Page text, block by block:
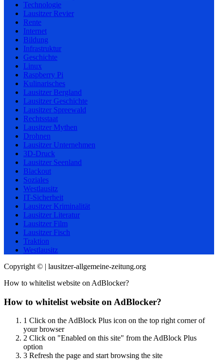
Technologie
Lausitzer Revier
Rente
Internet
Bildung
Infrastruktur
Geschichte
Linux
Raspberry Pi
Kulinarisches
Lausitzer Bergland
Lausitzer Geschichte
Lausitzer Spreewald
Rechtsstaat
Lausitzer Mythen
Drohnen
Lausitzer Unternehmen
3D-Druck
Lausitzer Seenland
Blackout
Soziales
Westlausitz
IT-Sicherheit
Lausitzer Kriminalität
Lausitzer Literatur
Lausitzer Film
Lausitzer Fisch
Traktion
Westlausitz
Copyright © | lausitzer-allgemeine-zeitung.org
How to whitelist website on AdBlocker?
How to whitelist website on AdBlocker?
1 Click on the AdBlock Plus icon on the top right corner of
your browser
2 Click on "Enabled on this site" from the AdBlock Plus
option
3 Refresh the page and start browsing the site